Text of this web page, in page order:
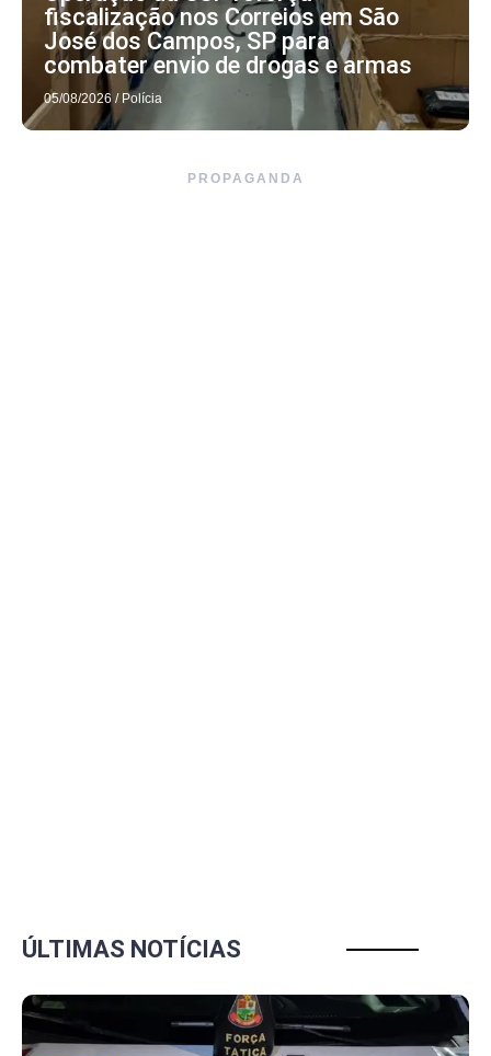
fiscalização nos Correios em São
José dos Campos, SP para
combater envio de drogas e armas
05/08/2026 / Polícia
PROPAGANDA
ÚLTIMAS NOTÍCIAS